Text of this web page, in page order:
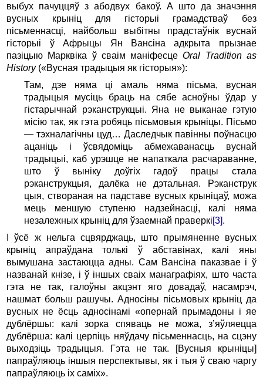
выбух пачуццяў з абодвух бакоў. А што да значэння
вусных крыніц для гісторыі грамадстваў без
пісьменнасці, найбольш выбітны прадстаўнік вуснай
гісторыі ў Афрыцы Ян Вансіна адкрыта прызнае
пазіцыю Марквіка ў сваім маніфесцеOral Tradition as
History(«Вусная традыцыя як гісторыя»):
Там, дзе няма ці амаль няма пісьма, вусная
традыцыя мусіць браць на сябе асноўны ўдар у
гістарычнай рэканструкцыі. Яна не выканае гэтую
місію так, як гэта робяць пісьмовыя крыніцы. Пісьмо
— тэхналагічны цуд… Даследчык павінны поўнасцю
ацаніць і ўсвядоміць абмежаванасць вуснай
традыцыі, каб урэшце не напаткала расчараванне,
што ў выніку доўгіх гадоў працы стала
рэканструкцыя, далёка не дэтальная. Рэканструк
цыя, створаная на падставе вусных крыніцаў, можа
мець меншую ступеню надзейнасці, калі няма
незалежных крыніц для ўзаемнай праверкі[3].
І ўсё ж нельга сцвярджаць, што прымяненне вусных
крыніц апраўдана толькі ў абставінах, калі яны
вымушана застаюцца адны. Сам Вансіна паказвае і ў
названай кнізе, і ў іншых сваіх манаграфіях, што часта
гэта не так, галоўны акцэнт яго довадаў, насамрэч,
нашмат больш рашучы. Адносіны пісьмовых крыніц да
вусных не ёсць адносінамі «опернай прымадоны і яе
дублёршы: калі зорка спяваць не можа, з’яўляецца
дублёрша: калі церпіць няўдачу пісьменнасць, на сцэну
выходзіць традыцыя. Гэта не так. [Вусныя крыніцы]
папраўляюць іншыя перспектывы, як і тыя ў сваю чаргу
папраўляюць іх саміх».